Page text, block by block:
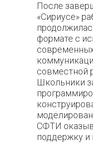
После
«Сириусе»
формате с
совместной
Школьники
СФТИ
поддержку и